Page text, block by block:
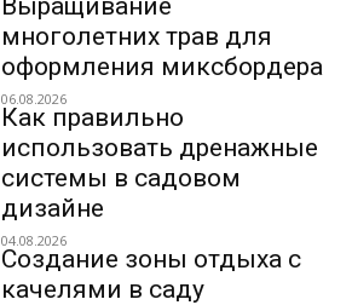
многолетних трав для
оформления миксбордера
06.08.2026
Как правильно
использовать дренажные
системы в садовом
дизайне
04.08.2026
Создание зоны отдыха с
качелями в саду